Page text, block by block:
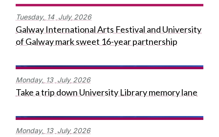
Tuesday, 14 July 2026
Galway International Arts Festival and University
of Galway mark sweet 16-year partnership
Monday, 13 July 2026
Take a trip down University Library memory lane
Monday, 13 July 2026